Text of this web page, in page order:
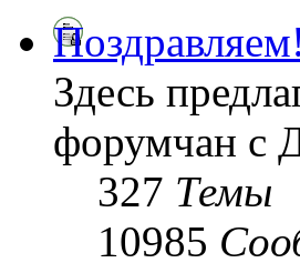
Поздравляем!
Здесь
форумчан с
327 Темы
10985